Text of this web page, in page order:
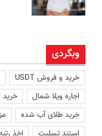
وبگردی
خرید و فروش USDT
اجاره ویلا شمال
خرید
خرید طلای آب شده